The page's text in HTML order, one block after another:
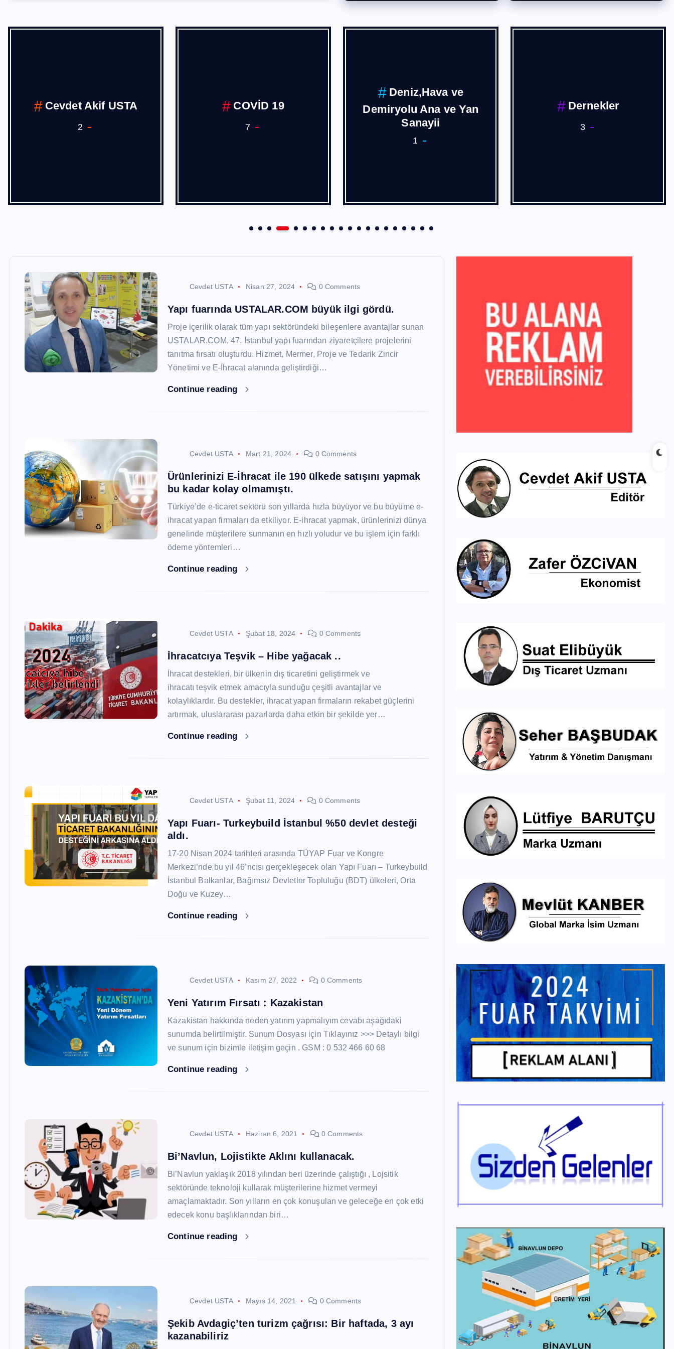
Cevdet Akif USTA
2
COVİD 19
7
Deniz,Hava ve
Demiryolu Ana ve Yan
Sanayii
1
Dernekler
3
Cevdet USTA Nisan 27, 2024 0 Comments
Yapı fuarında USTALAR.COM büyük ilgi gördü.
Proje içerilik olarak tüm yapı sektöründeki bileşenlere avantajlar sunan
USTALAR.COM, 47. İstanbul yapı fuarından ziyaretçilere projelerini
tanıtma fırsatı oluşturdu. Hizmet, Mermer, Proje ve Tedarik Zincir
Yönetimi ve E-İhracat alanında geliştirdiği…
Continue reading
Cevdet USTA Mart 21, 2024 0 Comments
Ürünlerinizi E-İhracat ile 190 ülkede satışını yapmak
bu kadar kolay olmamıştı.
Türkiye’de e-ticaret sektörü son yıllarda hızla büyüyor ve bu büyüme e-
ihracat yapan firmaları da etkiliyor. E-ihracat yapmak, ürünlerinizi dünya
genelinde müşterilere sunmanın en hızlı yoludur ve bu işlem için farklı
ödeme yöntemleri…
Continue reading
Cevdet USTA Şubat 18, 2024 0 Comments
İhracatcıya Teşvik – Hibe yağacak ..
İhracat destekleri, bir ülkenin dış ticaretini geliştirmek ve
ihracatı teşvik etmek amacıyla sunduğu çeşitli avantajlar ve
kolaylıklardır. Bu destekler, ihracat yapan firmaların rekabet güçlerini
artırmak, uluslararası pazarlarda daha etkin bir şekilde yer…
Continue reading
Cevdet USTA Şubat 11, 2024 0 Comments
Yapı Fuarı- Turkeybuild İstanbul %50 devlet desteği
aldı.
17-20 Nisan 2024 tarihleri arasında TÜYAP Fuar ve Kongre
Merkezi’nde bu yıl 46’ncısı gerçekleşecek olan Yapı Fuarı – Turkeybuild
İstanbul Balkanlar, Bağımsız Devletler Topluluğu (BDT) ülkeleri, Orta
Doğu ve Kuzey…
Continue reading
Cevdet USTA Kasım 27, 2022 0 Comments
Yeni Yatırım Fırsatı : Kazakistan
Kazakistan hakkında neden yatırım yapmalıyım cevabı aşağıdaki
sunumda belirtilmiştir. Sunum Dosyası için Tıklayınız >>> Detaylı bilgi
ve sunum için bizimle iletişim geçin . GSM : 0 532 466 60 68
Continue reading
Cevdet USTA Haziran 6, 2021 0 Comments
Bi’Navlun, Lojistikte Aklını kullanacak.
Bi’Navlun yaklaşık 2018 yılından beri üzerinde çalıştığı , Lojsitik
sektöründe teknoloji kullarak müşterilerine hizmet vermeyi
amaçlamaktadır. Son yılların en çok konuşulan ve geleceğe en çok etki
edecek konu başlıklarından biri…
Continue reading
Cevdet USTA Mayıs 14, 2021 0 Comments
Şekib Avdagiç’ten turizm çağrısı: Bir haftada, 3 ayı
kazanabiliriz